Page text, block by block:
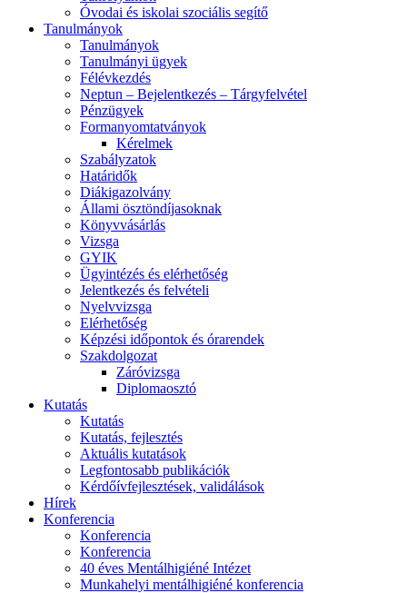
Óvodai és iskolai szociális segítő
Tanulmányok
Tanulmányok
Tanulmányi ügyek
Félévkezdés
Neptun – Bejelentkezés – Tárgyfelvétel
Pénzügyek
Formanyomtatványok
Kérelmek
Szabályzatok
Határidők
Diákigazolvány
Állami ösztöndíjasoknak
Könyvvásárlás
Vizsga
GYIK
Ügyintézés és elérhetőség
Jelentkezés és felvételi
Nyelvvizsga
Elérhetőség
Képzési időpontok és órarendek
Szakdolgozat
Záróvizsga
Diplomaosztó
Kutatás
Kutatás
Kutatás, fejlesztés
Aktuális kutatások
Legfontosabb publikációk
Kérdőívfejlesztések, validálások
Hírek
Konferencia
Konferencia
Konferencia
40 éves Mentálhigiéné Intézet
Munkahelyi mentálhigiéné konferencia